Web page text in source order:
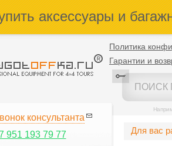
аксессуары и
Политика
Гарантии и
консультанта
951 193 79 77
Для вас